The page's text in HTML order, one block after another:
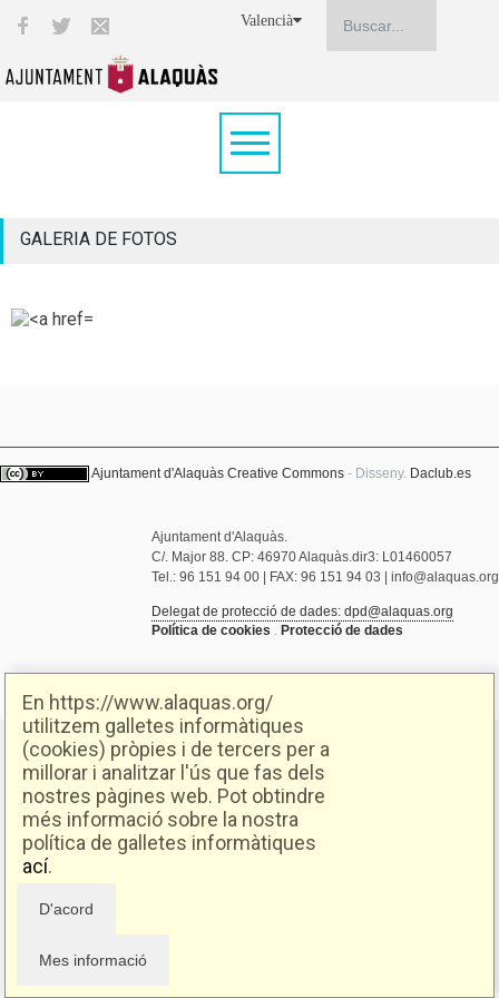
En https://www.alaquas.org/
utilitzem galletes informàtiques
(cookies) pròpies i de tercers per a
millorar i analitzar l'ús que fas dels
nostres pàgines web. Pot obtindre
més informació sobre la nostra
política de galletes informàtiques
ací.
Valencià
GALERIA DE FOTOS
Ajuntament d'Alaquàs Creative Commons - Disseny. Daclub.es
Ajuntament d'Alaquàs.
C/. Major 88. CP: 46970 Alaquàs.dir3: L01460057
Tel.: 96 151 94 00 | FAX: 96 151 94 03 | info@alaquas.org
Delegat de protecció de dades: dpd@alaquas.org
Política de cookies . Protecció de dades